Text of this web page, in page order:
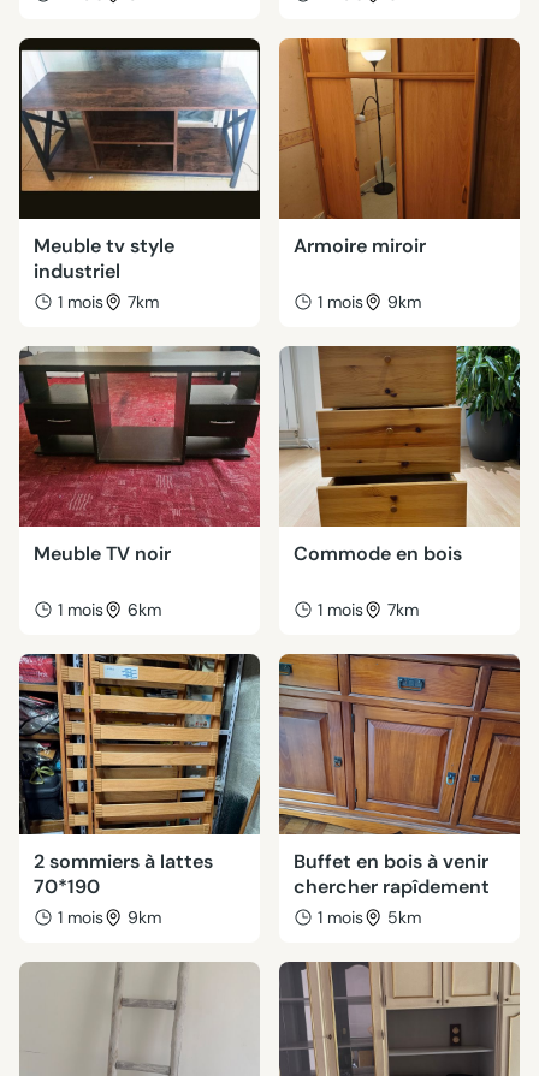
Meuble tv style
industriel
1 mois 7km
Armoire miroir
1 mois 9km
Meuble TV noir
1 mois 6km
Commode en bois
1 mois 7km
2 sommiers à lattes
70*190
1 mois 9km
Buffet en bois à venir
chercher rapîdement
1 mois 5km